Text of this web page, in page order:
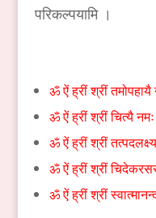
परिकल्पयामि ।
ॐ ऐं ह्रीं श्रीं तमोपहायै
ॐ ऐं ह्रीं श्रीं चित्यै
ॐ ऐं ह्रीं श्रीं
ॐ ऐं ह्रीं श्रीं
ॐ ऐं ह्रीं श्रीं